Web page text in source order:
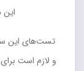
این
تست‌های این
و لازم است